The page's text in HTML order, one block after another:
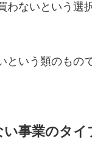
わないという選
という類のもの
事業のタイ